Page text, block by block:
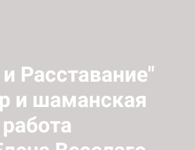
Расставание"
и шаманская
работа